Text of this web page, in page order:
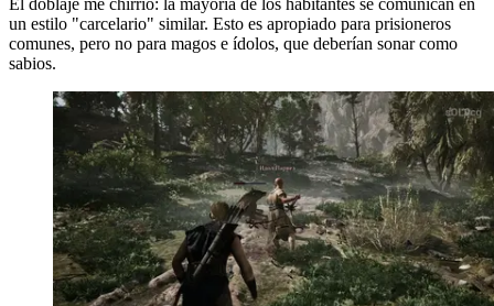
El doblaje me chirrió: la mayoría de los habitantes se comunican en
un estilo "carcelario" similar. Esto es apropiado para prisioneros
comunes, pero no para magos e ídolos, que deberían sonar como
sabios.